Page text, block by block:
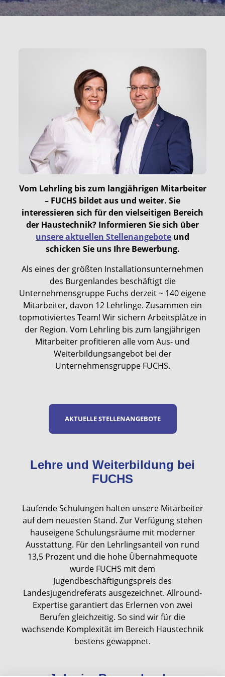
Vom Lehrling bis zum langjährigen Mitarbeiter
– FUCHS bildet aus und weiter. Sie
interessieren sich für den vielseitigen Bereich
der Haustechnik? Informieren Sie sich über
unsere aktuellen Stellenangebote und
schicken Sie uns Ihre Bewerbung.
Als eines der größten Installationsunternehmen
des Burgenlandes beschäftigt die
Unternehmensgruppe Fuchs derzeit ~ 140 eigene
Mitarbeiter, davon 12 Lehrlinge. Zusammen ein
topmotiviertes Team! Wir sichern Arbeitsplätze in
der Region. Vom Lehrling bis zum langjährigen
Mitarbeiter profitieren alle vom Aus- und
Weiterbildungsangebot bei der
Unternehmensgruppe FUCHS.
AKTUELLE STELLENANGEBOTE
Lehre und Weiterbildung bei
FUCHS
Laufende Schulungen halten unsere Mitarbeiter
auf dem neuesten Stand. Zur Verfügung stehen
hauseigene Schulungsräume mit moderner
Ausstattung. Für den Lehrlingsanteil von rund
13,5 Prozent und die hohe Übernahmequote
wurde FUCHS mit dem
Jugendbeschäftigungspreis des
Landesjugendreferats ausgezeichnet. Allround-
Expertise garantiert das Erlernen von zwei
Berufen gleichzeitig. So sind wir für die
wachsende Komplexität im Bereich Haustechnik
bestens gewappnet.